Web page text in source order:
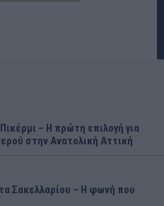
– Η πρώτη επιλογή για
στην Ανατολική Αττική
Σακελλαρίου – Η φωνή που